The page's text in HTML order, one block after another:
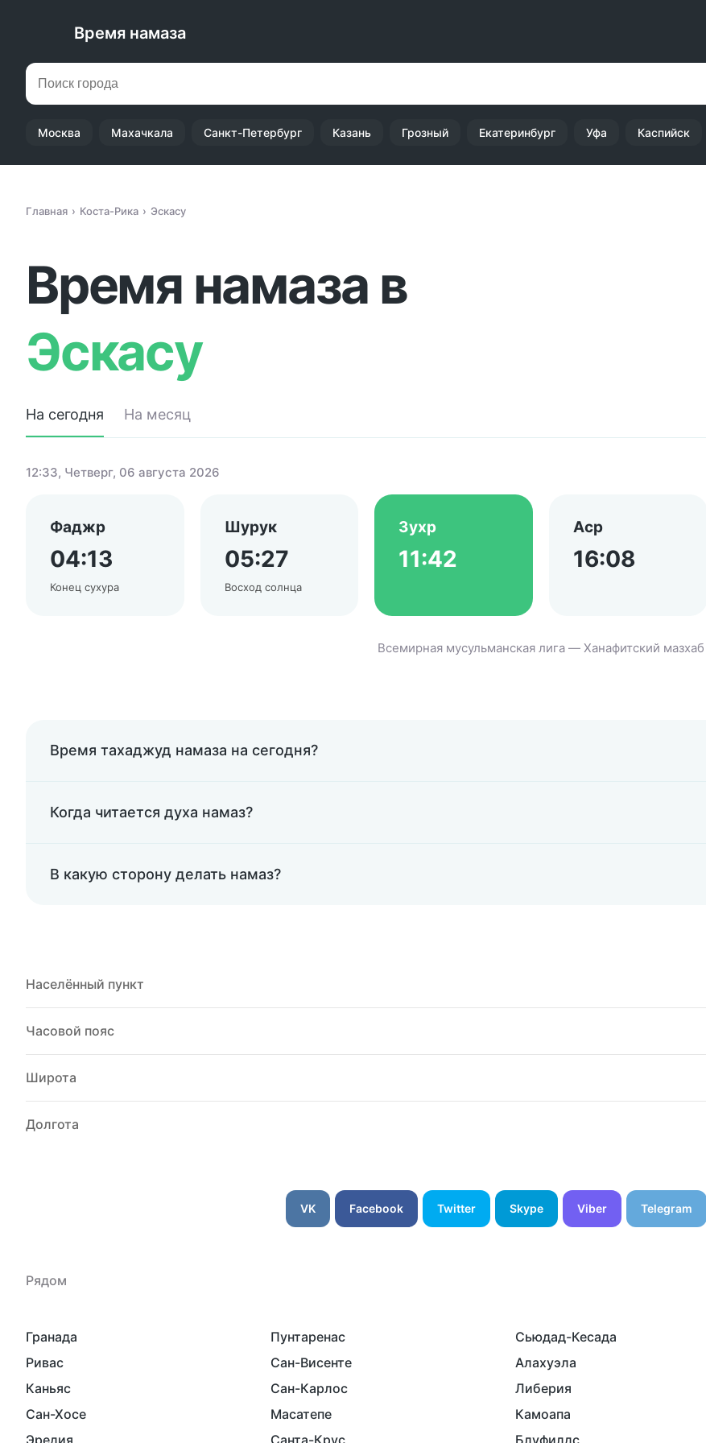
Время намаза
Москва Махачкала Санкт-Петербург Казань Грозный Екатеринбург Уфа Каспийск
Главная Коста-Рика Эскасу
Время намаза в
Эскасу
На сегодня На месяц
12:33, Четверг, 06 августа 2026
Фаджр
04:13
Конец сухура
Шурук
05:27
Восход солнца
Зухр
11:42
Аср
16:08
Всемирная мусульманская лига — Ханафитский мазхаб
Время тахаджуд намаза на сегодня?
Когда читается духа намаз?
В какую сторону делать намаз?
Населённый пункт
Часовой пояс
Широта
Долгота
VK Facebook Twitter Skype Viber Telegram
Рядом
Гранада Пунтаренас Сьюдад-Кесада
Ривас
Сан-Висенте Алахуэла
Каньяс
Сан-Карлос Либерия
Сан-Хосе
Масатепе Камоапа
Эредия
Санта-Крус Блуфилдс